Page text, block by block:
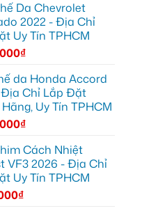
Da Chevrolet
2022 - Địa Chỉ
Uy Tín TPHCM
₫
da Honda Accord
Địa Chỉ Lắp Đặt
Uy Tín TPHCM
₫
Cách Nhiệt
VF3 2026 - Địa Chỉ
Uy Tín TPHCM
₫